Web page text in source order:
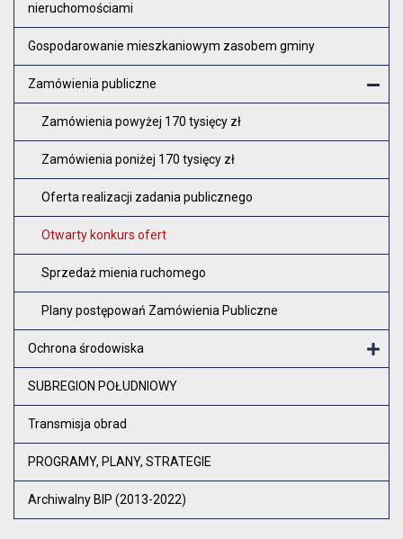
nieruchomościami
Gospodarowanie mieszkaniowym zasobem gminy
Zamówienia publiczne
Zamówienia powyżej 170 tysięcy zł
Zamówienia poniżej 170 tysięcy zł
Oferta realizacji zadania publicznego
Otwarty konkurs ofert
Sprzedaż mienia ruchomego
Plany postępowań Zamówienia Publiczne
Ochrona środowiska
SUBREGION POŁUDNIOWY
Transmisja obrad
PROGRAMY, PLANY, STRATEGIE
Archiwalny BIP (2013-2022)